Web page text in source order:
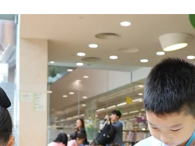
Hong Kong & Macau Finals 2025」大放異彩！這
獲一級方程式賽車認可的競賽，結合設計、工程、
品牌推廣與演說能力，全面考驗同學的創意與實戰
力。💪🏻🤩 兩支隊伍全力以赴，在各環節中展現
驚人的團隊合作、靈活應變與IB學習者特質——既
動腦思考，也能動手實踐，更勇於表達自我！他們
的努力不僅贏得多項大獎，更雙雙以冠、亞軍之
姿，奪得明年三月代表香港遠赴英國參加世界總決
賽的資格！🚀 讓我們一起為這兩支閃耀的隊伍鼓
👏， 以下是他們的獎項： ⭐️Team: Sonic Engine⭐️